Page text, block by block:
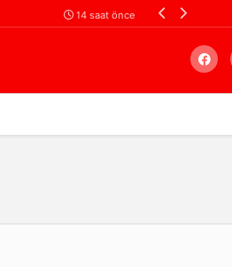
14 saat önce Filistin